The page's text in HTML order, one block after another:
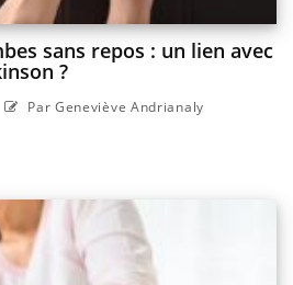
sans repos : un lien avec
?
Par Geneviève Andrianaly